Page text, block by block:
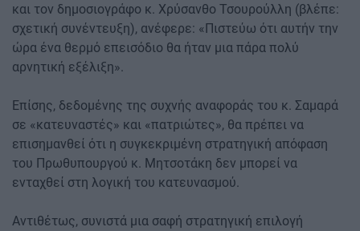
και τον δημοσιογράφο κ. Χρύσανθο Τσουρούλλη (βλέπε:
σχετική συνέντευξη), ανέφερε: «Πιστεύω ότι αυτήν την
ώρα ένα θερμό επεισόδιο θα ήταν μια πάρα πολύ
αρνητική εξέλιξη».
Επίσης, δεδομένης της συχνής αναφοράς του κ. Σαμαρά
σε «κατευναστές» και «πατριώτες», θα πρέπει να
επισημανθεί ότι η συγκεκριμένη στρατηγική απόφαση
του Πρωθυπουργού κ. Μητσοτάκη δεν μπορεί να
ενταχθεί στη λογική του κατευνασμού.
Αντιθέτως, συνιστά μια σαφή στρατηγική επιλογή